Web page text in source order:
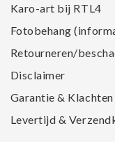
Karo-art bij RTL4
Fotobehang
Retourneren/
Disclaimer
Garantie & Klachten
Levertijd &